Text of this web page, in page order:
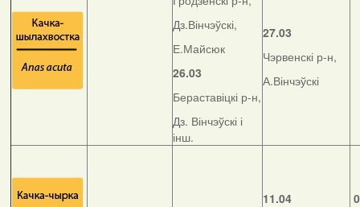
Дз.Вінчэўскі,
Е.Майсюк
26.03
Бераставіцкі р-н,
Дз. Вінчэўскі і
інш.
27.03
Чэрвенскі р-н,
А.Вінчэўскі
11.04